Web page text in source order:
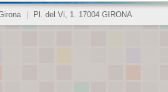
Pl. del Vi, 1. 17004 GIRONA